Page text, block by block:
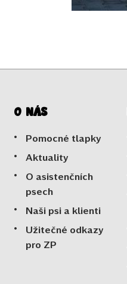
O nás
Pomocné tlapky
Aktuality
O asistenčních
psech
Naši psi a klienti
Užitečné odkazy
pro ZP